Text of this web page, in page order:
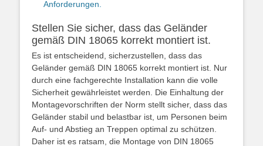
Anforderungen.
Stellen Sie sicher, dass das Geländer
gemäß DIN 18065 korrekt montiert ist.
Es ist entscheidend, sicherzustellen, dass das
Geländer gemäß DIN 18065 korrekt montiert ist. Nur
durch eine fachgerechte Installation kann die volle
Sicherheit gewährleistet werden. Die Einhaltung der
Montagevorschriften der Norm stellt sicher, dass das
Geländer stabil und belastbar ist, um Personen beim
Auf- und Abstieg an Treppen optimal zu schützen.
Daher ist es ratsam, die Montage von DIN 18065